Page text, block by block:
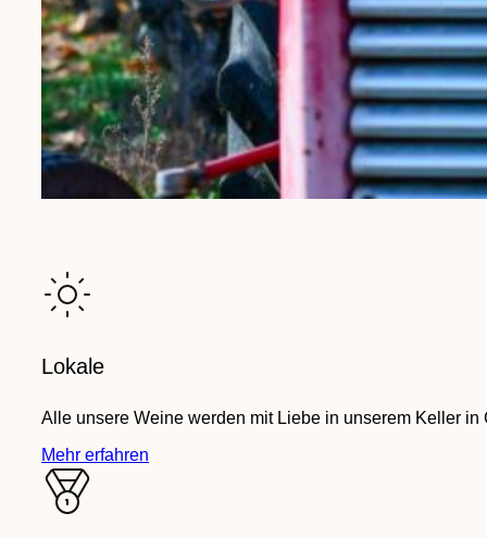
Lokale
Alle unsere Weine werden mit Liebe in unserem Keller
Mehr erfahren